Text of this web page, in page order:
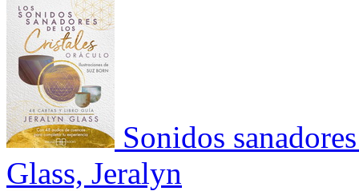
Sonidos
Glass, Jeralyn